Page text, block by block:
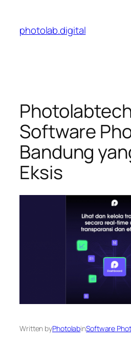
content
photolab.digital
Software
Bandung
Eksis
Written byPhotolabinSoftware